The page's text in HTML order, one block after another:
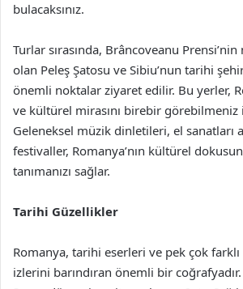
bulacaksınız.
Turlar sırasında, Brâncoveanu
olan Peleş Şatosu ve Sibiu’nun tarihi
önemli noktalar ziyaret edilir. Bu yerler,
ve kültürel mirasını birebir görebilmeniz
Geleneksel müzik dinletileri, el sanatları
festivaller, Romanya’nın kültürel
tanımanızı sağlar.
Tarihi Güzellikler
Romanya, tarihi eserleri ve pek çok
izlerini barındıran önemli bir coğrafyadır.